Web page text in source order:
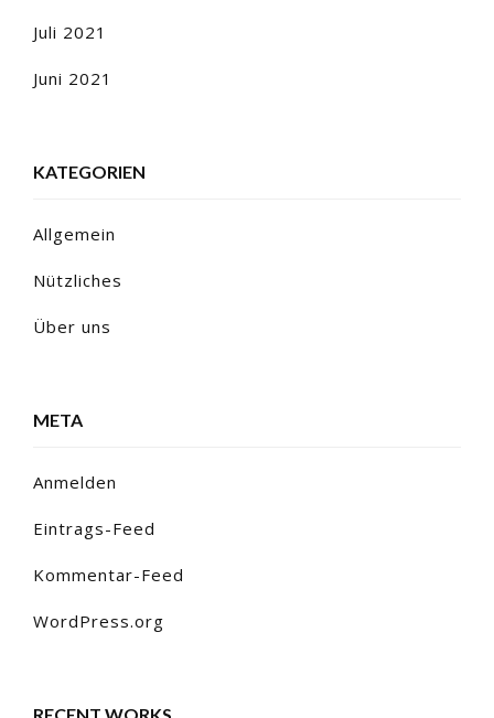
Juli 2021
Juni 2021
KATEGORIEN
Allgemein
Nützliches
Über uns
META
Anmelden
Eintrags-Feed
Kommentar-Feed
WordPress.org